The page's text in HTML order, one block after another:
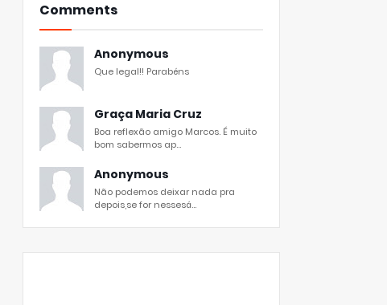
Comments
Anonymous
Que legal!! Parabéns
Graça Maria Cruz
Boa reflexão amigo Marcos. É muito
bom sabermos ap...
Anonymous
Não podemos deixar nada pra
depois,se for nessesá...